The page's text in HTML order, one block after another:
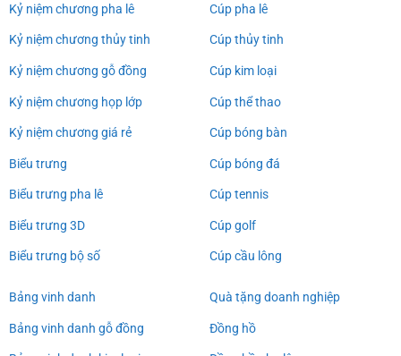
Kỷ niệm chương pha lê
Kỷ niệm chương thủy tinh
Kỷ niệm chương gỗ đồng
Kỷ niệm chương họp lớp
Kỷ niệm chương giá rẻ
Biểu trưng
Biểu trưng pha lê
Biểu trưng 3D
Biểu trưng bộ số
Cúp pha lê
Cúp thủy tinh
Cúp kim loại
Cúp thể thao
Cúp bóng bàn
Cúp bóng đá
Cúp tennis
Cúp golf
Cúp cầu lông
Bảng vinh danh
Bảng vinh danh gỗ đồng
Quà tặng doanh nghiệp
Đồng hồ